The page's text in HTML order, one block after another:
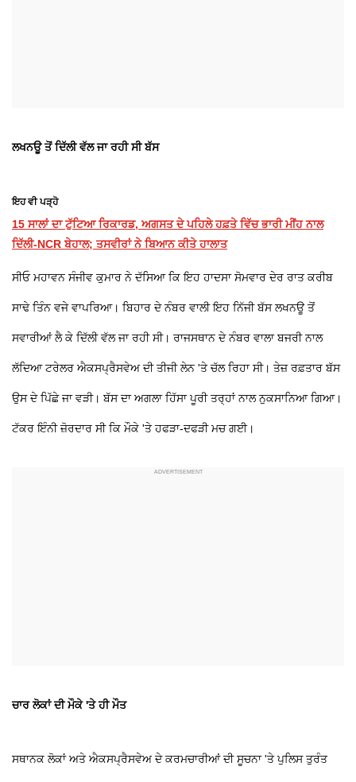
ਲਖਨਊ ਤੋਂ ਦਿੱਲੀ ਵੱਲ ਜਾ ਰਹੀ ਸੀ ਬੱਸ
ਇਹ ਵੀ ਪੜ੍ਹੋ
15 ਸਾਲਾਂ ਦਾ ਟੁੱਟਿਆ ਰਿਕਾਰਡ, ਅਗਸਤ ਦੇ ਪਹਿਲੇ ਹਫ਼ਤੇ ਵਿੱਚ ਭਾਰੀ ਮੀਂਹ ਨਾਲ
ਦਿੱਲੀ-NCR ਬੇਹਾਲ; ਤਸਵੀਰਾਂ ਨੇ ਬਿਆਨ ਕੀਤੇ ਹਾਲਾਤ
ਸੀਓ ਮਹਾਵਨ ਸੰਜੀਵ ਕੁਮਾਰ ਨੇ ਦੱਸਿਆ ਕਿ ਇਹ ਹਾਦਸਾ ਸੋਮਵਾਰ ਦੇਰ ਰਾਤ ਕਰੀਬ
ਸਾਢੇ ਤਿੰਨ ਵਜੇ ਵਾਪਰਿਆ। ਬਿਹਾਰ ਦੇ ਨੰਬਰ ਵਾਲੀ ਇਹ ਨਿੱਜੀ ਬੱਸ ਲਖਨਊ ਤੋਂ
ਸਵਾਰੀਆਂ ਲੈ ਕੇ ਦਿੱਲੀ ਵੱਲ ਜਾ ਰਹੀ ਸੀ। ਰਾਜਸਥਾਨ ਦੇ ਨੰਬਰ ਵਾਲਾ ਬਜਰੀ ਨਾਲ
ਲੱਦਿਆ ਟਰੇਲਰ ਐਕਸਪ੍ਰੈਸਵੇਅ ਦੀ ਤੀਜੀ ਲੇਨ 'ਤੇ ਚੱਲ ਰਿਹਾ ਸੀ। ਤੇਜ਼ ਰਫ਼ਤਾਰ ਬੱਸ
ਉਸ ਦੇ ਪਿੱਛੇ ਜਾ ਵੜੀ। ਬੱਸ ਦਾ ਅਗਲਾ ਹਿੱਸਾ ਪੂਰੀ ਤਰ੍ਹਾਂ ਨਾਲ ਨੁਕਸਾਨਿਆ ਗਿਆ।
ਟੱਕਰ ਇੰਨੀ ਜ਼ੋਰਦਾਰ ਸੀ ਕਿ ਮੌਕੇ 'ਤੇ ਹਫੜਾ-ਦਫੜੀ ਮਚ ਗਈ।
ਚਾਰ ਲੋਕਾਂ ਦੀ ਮੌਕੇ 'ਤੇ ਹੀ ਮੌਤ
ਸਥਾਨਕ ਲੋਕਾਂ ਅਤੇ ਐਕਸਪ੍ਰੈਸਵੇਅ ਦੇ ਕਰਮਚਾਰੀਆਂ ਦੀ ਸੂਚਨਾ 'ਤੇ ਪੁਲਿਸ ਤੁਰੰਤ